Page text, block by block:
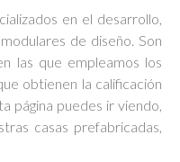
en el desarrollo,
de diseño. Son
las que empleamos los
obtienen la calificación
página puedes ir viendo,
casas prefabricadas,